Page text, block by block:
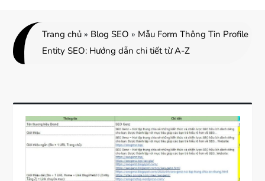
Trang chủ » Blog SEO » Mẫu Form Thông Tin Profile
Entity SEO: Hướng dẫn chi tiết từ A-Z